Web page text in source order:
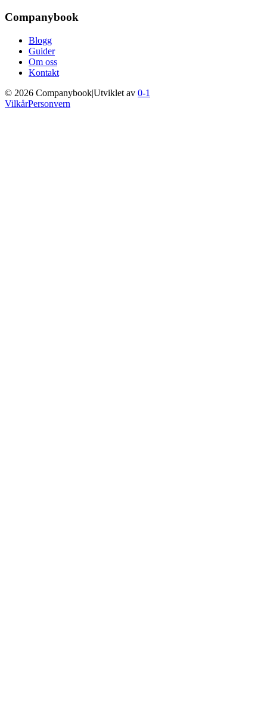
Companybook
Blogg
Guider
Om oss
Kontakt
© 2026 Companybook|Utviklet av 0-1
VilkårPersonvern